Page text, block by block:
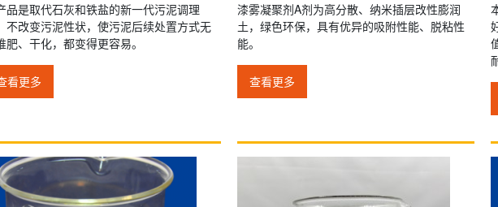
品是取代石灰和铁盐的新一代污泥调理
不改变污泥性状，使污泥后续处置方式无
肥、干化，都变得更容易。
看更多
漆雾凝聚剂A剂为高分散、纳米插层改性膨润
土，绿色环保，具有优异的吸附性能、脱粘性
能。
查看更多